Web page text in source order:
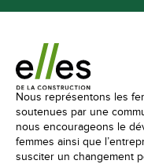
Nous représentons les
soutenues par une
nous encourageons le
femmes ainsi que
susciter un changement